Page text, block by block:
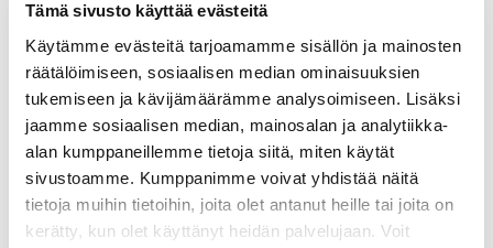
Tämä sivusto käyttää evästeitä
Käytämme evästeitä tarjoamamme sisällön ja mainosten
räätälöimiseen, sosiaalisen median ominaisuuksien
tukemiseen ja kävijämäärämme analysoimiseen. Lisäksi
jaamme sosiaalisen median, mainosalan ja analytiikka-
alan kumppaneillemme tietoja siitä, miten käytät
sivustoamme. Kumppanimme voivat yhdistää näitä
tietoja muihin tietoihin, joita olet antanut heille tai joita on
kerätty, kun olet käyttänyt heidän palvelujaan. Voit
elinkeinoministeri Mika Lintilä.
Kotkan-Haminan seudun
akkuklusteria kehitetään Power
Coast -konseptia hyödyntäen
Marraskuussa julkistettiin, että Kotkaan
suunnitellun akkumateriaalitehtaan Suomen